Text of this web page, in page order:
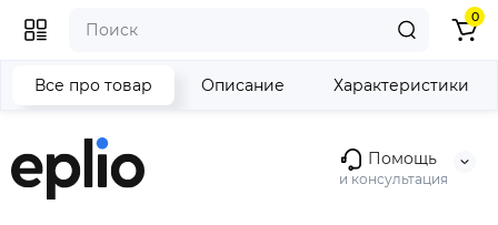
Помощь
и консультация
0
Все про товар Описание Характеристики